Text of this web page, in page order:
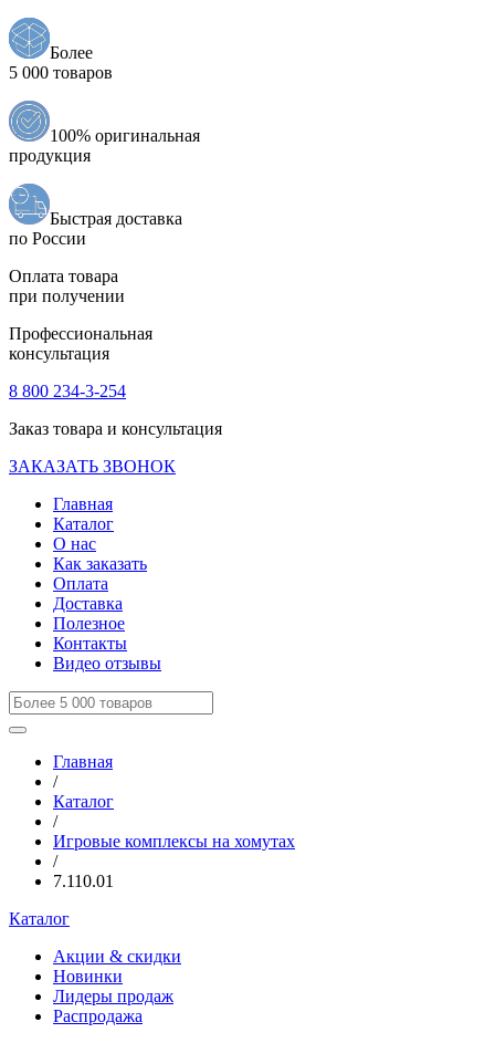
Более
5 000 товаров
100% оригинальная
продукция
Быстрая доставка
по России
Оплата товара
при получении
Профессиональная
консультация
8 800 234-3-254
Заказ товара и консультация
ЗАКАЗАТЬ ЗВОНОК
Главная
Каталог
О нас
Как заказать
Оплата
Доставка
Полезное
Контакты
Видео отзывы
Главная
/
Каталог
/
Игровые комплексы на хомутах
/
7.110.01
Каталог
Акции & скидки
Новинки
Лидеры продаж
Распродажа